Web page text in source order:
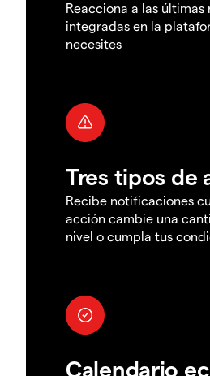
Reacciona a las
integradas en la
necesites
Tres tipos de
Recibe notificaciones
acción cambie una
nivel o cumpla tus
Calendario